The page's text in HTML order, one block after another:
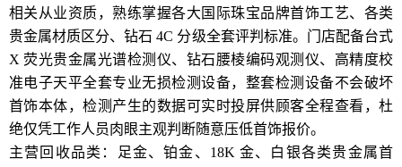
相关从业资质，熟练掌握各大国际珠宝品牌首饰工艺、各类
贵金属材质区分、钻石 4C 分级全套评判标准。门店配备台式
X 荧光贵金属光谱检测仪、钻石腰棱编码观测仪、高精度校
准电子天平全套专业无损检测设备，整套检测设备不会破坏
首饰本体，检测产生的数据可实时投屏供顾客全程查看，杜
绝仅凭工作人员肉眼主观判断随意压低首饰报价。
主营回收品类：足金、铂金、18K 金、白银各类贵金属首